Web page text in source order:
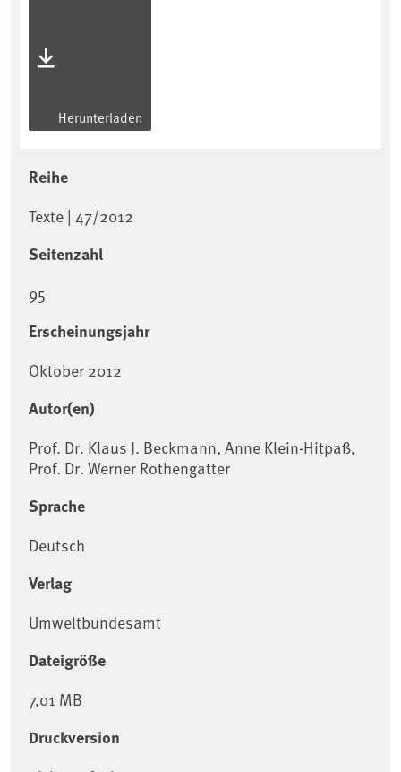
Herunterladen
Reihe
Texte | 47/2012
Seitenzahl
95
Erscheinungsjahr
Oktober 2012
Autor(en)
Prof. Dr. Klaus J. Beckmann, Anne Klein-Hitpaß,
Prof. Dr. Werner Rothengatter
Sprache
Deutsch
Verlag
Umweltbundesamt
Dateigröße
7,01 MB
Druckversion